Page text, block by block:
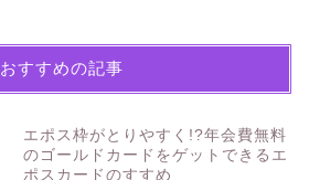
おすすめの記事
エポス枠がとりやすく!?年会費無料
のゴールドカードをゲットできるエ
ポスカードのすすめ